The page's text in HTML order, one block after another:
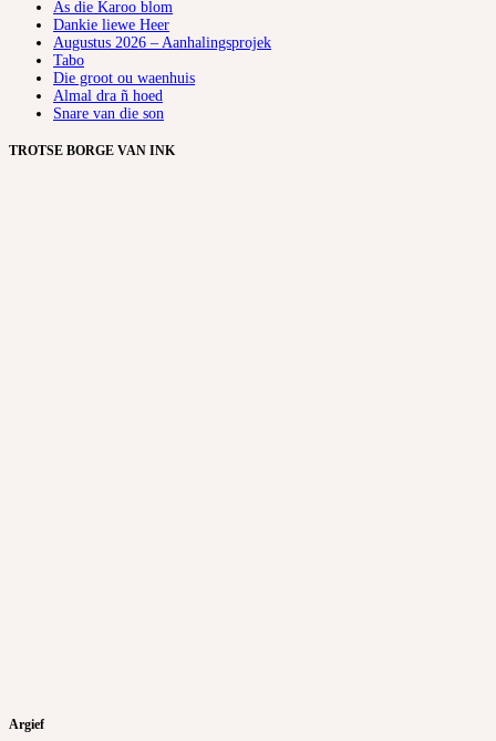
As die Karoo blom
Dankie liewe Heer
Augustus 2026 – Aanhalingsprojek
Tabo
Die groot ou waenhuis
Almal dra ñ hoed
Snare van die son
TROTSE BORGE VAN INK
Argief